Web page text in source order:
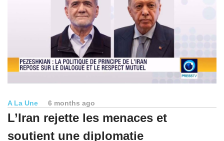
A La Une 6 months ago
L’Iran rejette les menaces et
soutient une diplomatie